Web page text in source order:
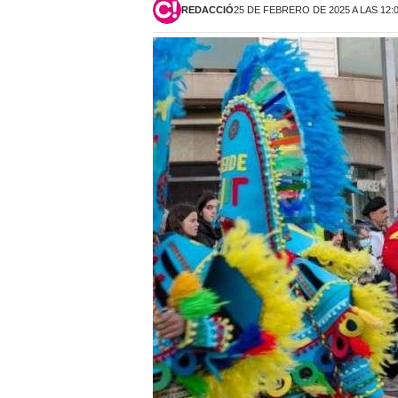
REDACCIÓ25 DE FEBRERO DE 2025 A LAS